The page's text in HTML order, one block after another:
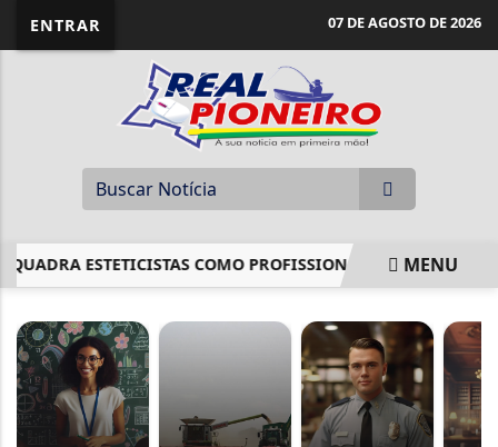
ENTRAR 07 DE AGOSTO DE 2026
ESTETICISTAS COMO PROFISSIONAIS DE SAÚDE
MENU